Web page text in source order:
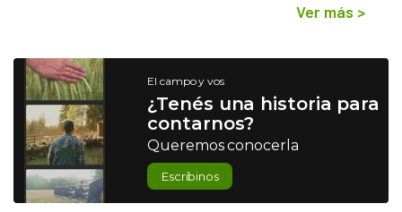
Ver más >
El campo y vos
¿Tenés una historia para
contarnos?
Queremos conocerla
Escribinos